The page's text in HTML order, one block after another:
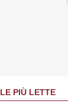
LE PIÙ LETTE